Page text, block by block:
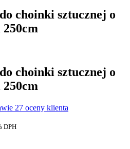
choinki sztucznej o
choinki sztucznej o
27 oceny klienta
DPH